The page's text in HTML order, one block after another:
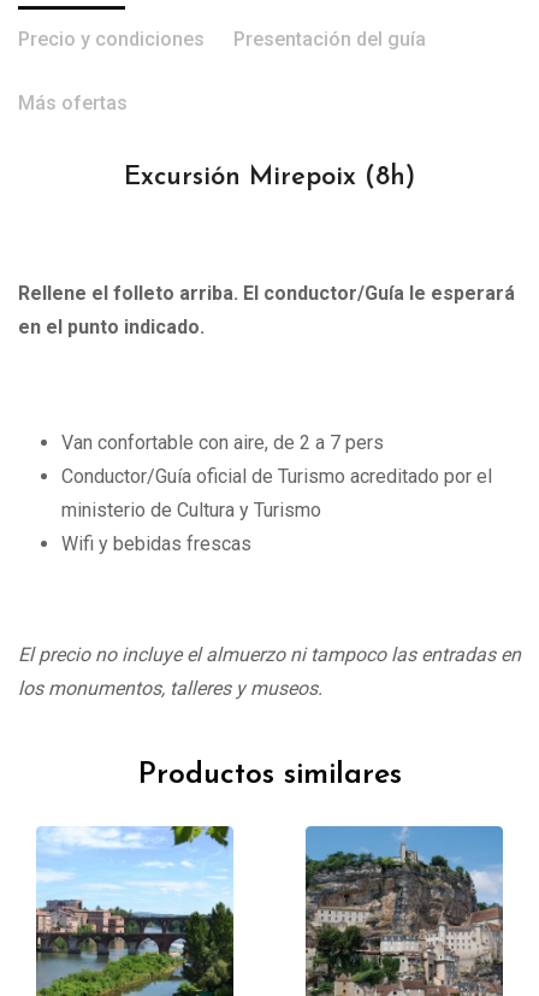
Precio y condiciones Presentación del guía
Más ofertas
Excursión Mirepoix (8h)
Rellene el folleto arriba. El conductor/Guía le esperará
en el punto indicado.
Van confortable con aire, de 2 a 7 pers
Conductor/Guía oficial de Turismo acreditado por el
ministerio de Cultura y Turismo
Wifi y bebidas frescas
El precio no incluye el almuerzo ni tampoco las entradas en
los monumentos, talleres y museos.
Productos similares